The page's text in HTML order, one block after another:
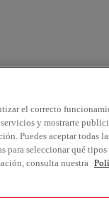
el correcto
y mostrarte
Puedes aceptar todas
para seleccionar qué tipos
consulta nuestra